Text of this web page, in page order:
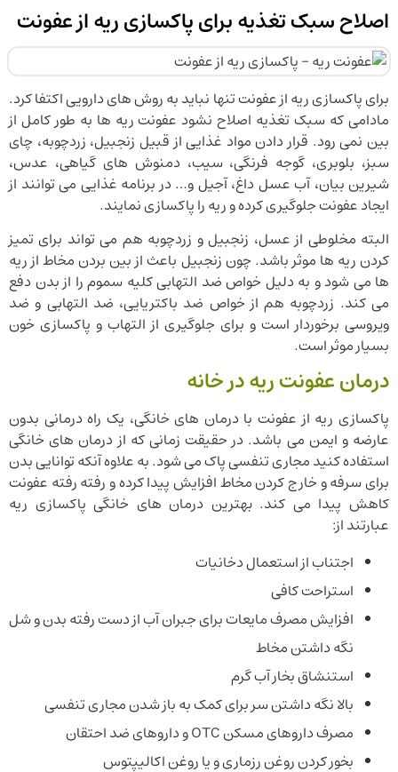
اصلاح سبک تغذیه برای پاکسازی ریه از عفونت
برای پاکسازی ریه از عفونت تنها نباید به روش های دارویی اکتفا کرد.
مادامی که سبک تغذیه اصلاح نشود عفونت ریه ها به طور کامل از
بین نمی رود. قرار دادن مواد غذایی از قبیل زنجبیل، زردچوبه، چای
سبز، بلوبری، گوجه فرنگی، سیب، دمنوش های گیاهی، عدس،
شیرین بیان، آب عسل داغ، آجیل و… در برنامه غذایی می توانند از
ایجاد عفونت جلوگیری کرده و ریه را پاکسازی نمایند.
البته مخلوطی از عسل، زنجبیل و زردچوبه هم می تواند برای تمیز
کردن ریه ها موثر باشد. چون زنجبیل باعث از بین بردن مخاط از ریه
ها می شود و به دلیل خواص ضد التهابی کلیه سموم را از بدن دفع
می کند. زردچوبه هم از خواص ضد باکتریایی، ضد التهابی و ضد
ویروسی برخوردار است و برای جلوگیری از التهاب و پاکسازی خون
بسیار موثر است.
درمان عفونت ریه در خانه
پاکسازی ریه از عفونت با درمان های خانگی، یک راه درمانی بدون
عارضه و ایمن می باشد. در حقیقت زمانی که از درمان های خانگی
استفاده کنید مجاری تنفسی پاک می شود. به علاوه آنکه توانایی بدن
برای سرفه و خارج کردن مخاط افزایش پیدا کرده و رفته رفته عفونت
کاهش پیدا می کند. بهترین درمان های خانگی پاکسازی ریه
عبارتند از:
اجتناب از استعمال دخانیات
استراحت کافی
افزایش مصرف مایعات برای جبران آب از دست رفته بدن و شل
نگه داشتن مخاط
استنشاق بخار آب گرم
بالا نگه داشتن سر برای کمک به باز شدن مجاری تنفسی
مصرف داروهای مسکن OTC و داروهای ضد احتقان
بخور کردن روغن رزماری و یا روغن اکالیپتوس